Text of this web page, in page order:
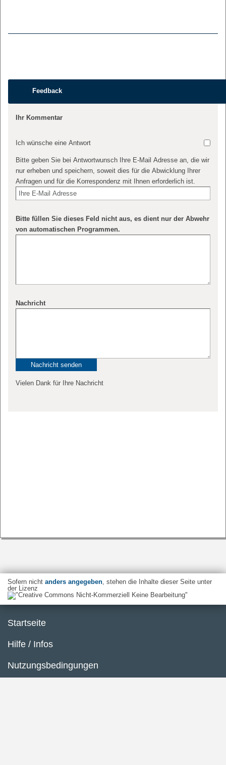
Feedback
Ihr Kommentar
Ich wünsche eine Antwort
Bitte geben Sie bei Antwortwunsch Ihre E-Mail Adresse an, die wir
nur erheben und speichern, soweit dies für die Abwicklung Ihrer
Anfragen und für die Korrespondenz mit Ihnen erforderlich ist.
Bitte füllen Sie dieses Feld nicht aus, es dient nur der Abwehr
von automatischen Programmen.
Nachricht
Vielen Dank für Ihre Nachricht
Sofern nicht anders angegeben, stehen die Inhalte dieser Seite unter
der Lizenz
Startseite
Hilfe / Infos
Nutzungsbedingungen